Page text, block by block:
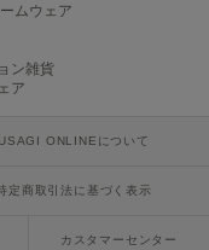
ムウェア
ン雑貨
ア
USAGI ONLINEについて
定商取引法に基づく表示
カスタマーセンター